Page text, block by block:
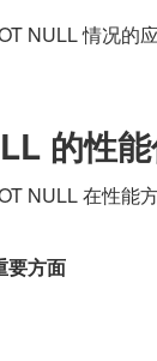
NULL 情况的应
的性
NULL 在性能
要方面